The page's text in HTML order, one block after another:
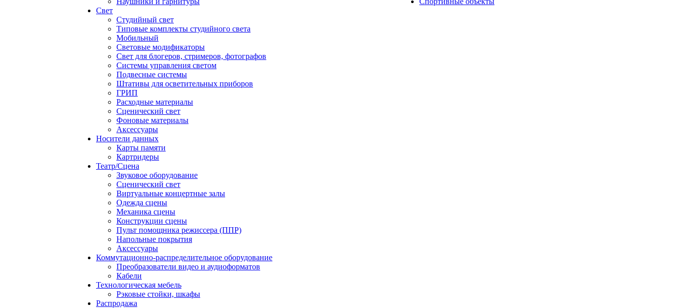
Свет
Студийный свет
Типовые комплекты студийного света
Мобильный
Световые модификаторы
Свет для блогеров, стримеров, фотографов
Системы управления светом
Подвесные системы
Штативы для осветительных приборов
ГРИП
Расходные материалы
Сценический свет
Фоновые материалы
Аксессуары
Носители данных
Карты памяти
Картридеры
Театр/Сцена
Звуковое оборудование
Сценический свет
Виртуальные концертные залы
Одежда сцены
Механика сцены
Конструкции сцены
Пульт помощника режиссера (ППР)
Напольные покрытия
Аксессуары
Коммутационно-распределительное оборудование
Преобразователи видео и аудиоформатов
Кабели
Технологическая мебель
Рэковые стойки, шкафы
Распродажа